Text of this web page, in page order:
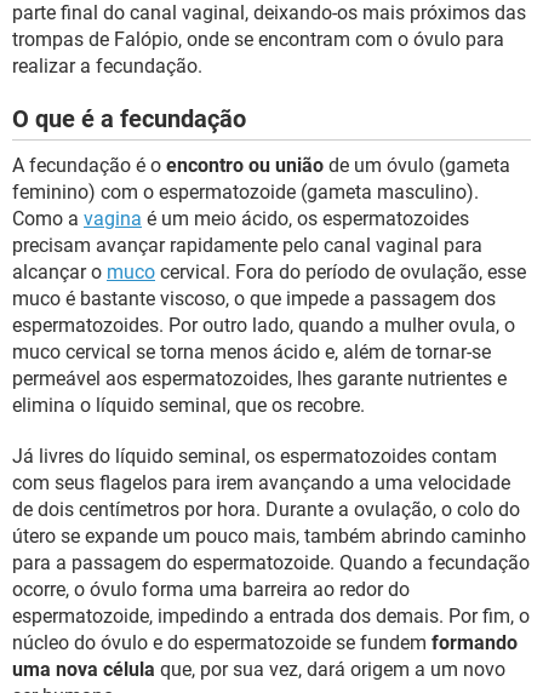
parte final do canal vaginal, deixando-os mais próximos das
trompas de Falópio, onde se encontram com o óvulo para
realizar a fecundação.
O que é a fecundação
A fecundação é o encontro ou união de um óvulo (gameta
feminino) com o espermatozoide (gameta masculino).
Como a vagina é um meio ácido, os espermatozoides
precisam avançar rapidamente pelo canal vaginal para
alcançar o muco cervical. Fora do período de ovulação, esse
muco é bastante viscoso, o que impede a passagem dos
espermatozoides. Por outro lado, quando a mulher ovula, o
muco cervical se torna menos ácido e, além de tornar-se
permeável aos espermatozoides, lhes garante nutrientes e
elimina o líquido seminal, que os recobre.
Já livres do líquido seminal, os espermatozoides contam
com seus flagelos para irem avançando a uma velocidade
de dois centímetros por hora. Durante a ovulação, o colo do
útero se expande um pouco mais, também abrindo caminho
para a passagem do espermatozoide. Quando a fecundação
ocorre, o óvulo forma uma barreira ao redor do
espermatozoide, impedindo a entrada dos demais. Por fim, o
núcleo do óvulo e do espermatozoide se fundem formando
uma nova célula que, por sua vez, dará origem a um novo